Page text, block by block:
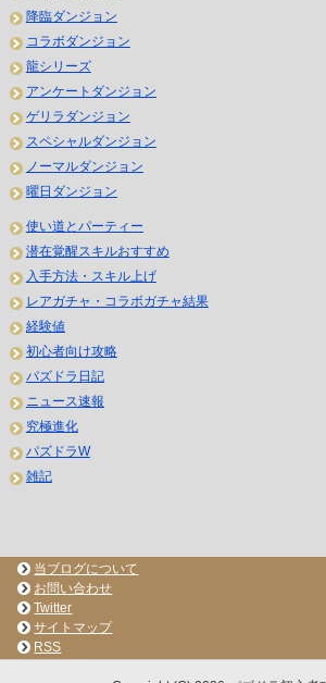
降臨ダンジョン
コラボダンジョン
龍シリーズ
アンケートダンジョン
ゲリラダンジョン
スペシャルダンジョン
ノーマルダンジョン
曜日ダンジョン
使い道とパーティー
潜在覚醒スキルおすすめ
入手方法・スキル上げ
レアガチャ・コラボガチャ結果
経験値
初心者向け攻略
パズドラ日記
ニュース速報
究極進化
パズドラW
雑記
当ブログについて
お問い合わせ
Twitter
サイトマップ
RSS